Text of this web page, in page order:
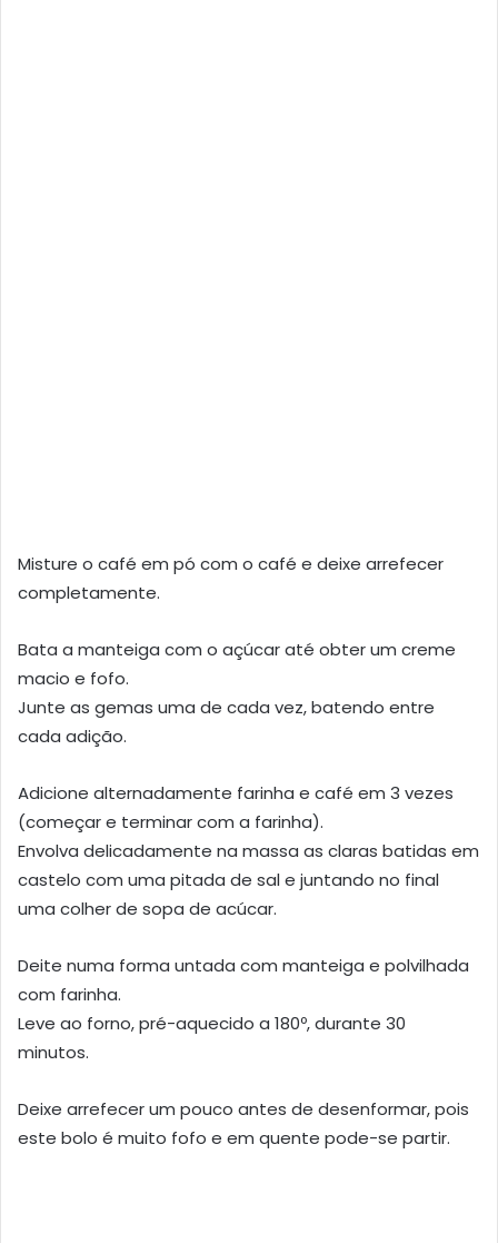
Misture o café em pó com o café e deixe arrefecer
completamente.
Bata a manteiga com o açúcar até obter um creme
macio e fofo.
Junte as gemas uma de cada vez, batendo entre
cada adição.
Adicione alternadamente farinha e café em 3 vezes
(começar e terminar com a farinha).
Envolva delicadamente na massa as claras batidas em
castelo com uma pitada de sal e juntando no final
uma colher de sopa de acúcar.
Deite numa forma untada com manteiga e polvilhada
com farinha.
Leve ao forno, pré-aquecido a 180º, durante 30
minutos.
Deixe arrefecer um pouco antes de desenformar, pois
este bolo é muito fofo e em quente pode-se partir.